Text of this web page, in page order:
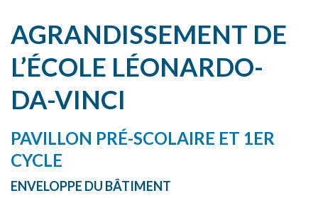
AGRANDISSEMENT DE
L’ÉCOLE LÉONARDO-
DA-VINCI
PAVILLON PRÉ-SCOLAIRE ET 1ER
CYCLE
ENVELOPPE DU BÂTIMENT